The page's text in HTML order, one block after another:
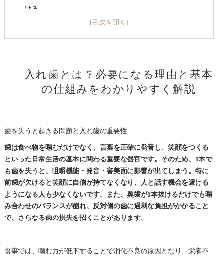
ける
金属床義歯・保険義歯との比較
まとめ
医院概要
入れ歯とは？必要になる理由と基本
の仕組みをわかりやすく解説
歯を失うと起きる問題と入れ歯の重要性
歯は食べ物を噛むだけでなく、言葉を正確に発音し、笑顔をつくる
といった日常生活の基本に関わる重要な器官です。そのため、1本で
も歯を失うと、咀嚼機能・発音・審美面に影響が出てしまう。特に
前歯が欠けると笑顔に自信が持てなくなり、人と話す機会を避ける
ようになる人も少なくないです。また、奥歯が1本抜けるだけでも噛
み合わせのバランスが崩れ、反対側の歯に過剰な負担がかかること
で、さらなる歯の損失を招くことがあります。
食事では、噛む力が低下することで消化不良の原因となり、栄養不